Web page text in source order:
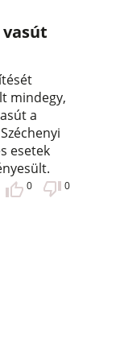
mindegy,
a
esetek
0 0